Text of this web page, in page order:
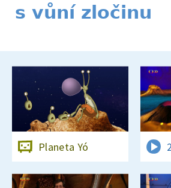
s vůní zločinu
Planeta Yó